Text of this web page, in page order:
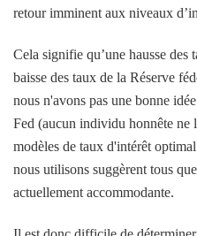
retour imminent aux niveaux
Cela signifie qu’une hausse des
baisse des taux de la Réserve
nous n'avons pas une bonne
Fed (aucun individu honnête ne
modèles de taux d'intérêt
nous utilisons suggèrent tous
actuellement accommodante.